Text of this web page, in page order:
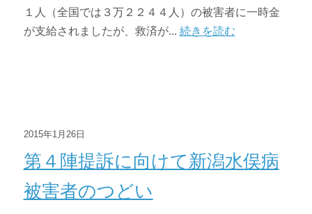
１人（全国では３万２２４４人）の被害者に一時金
が支給されましたが、救済が... 続きを読む
2015年1月26日
第４陣提訴に向けて新潟水俣病
被害者のつどい